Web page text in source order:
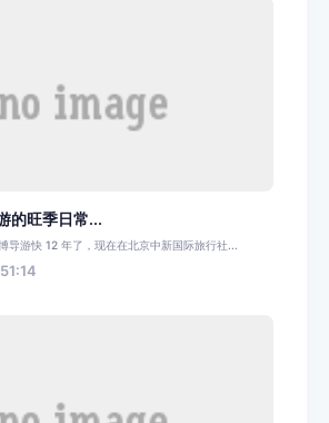
的旺季日常...
导游快 12 年了，现在在北京中新国际旅行社...